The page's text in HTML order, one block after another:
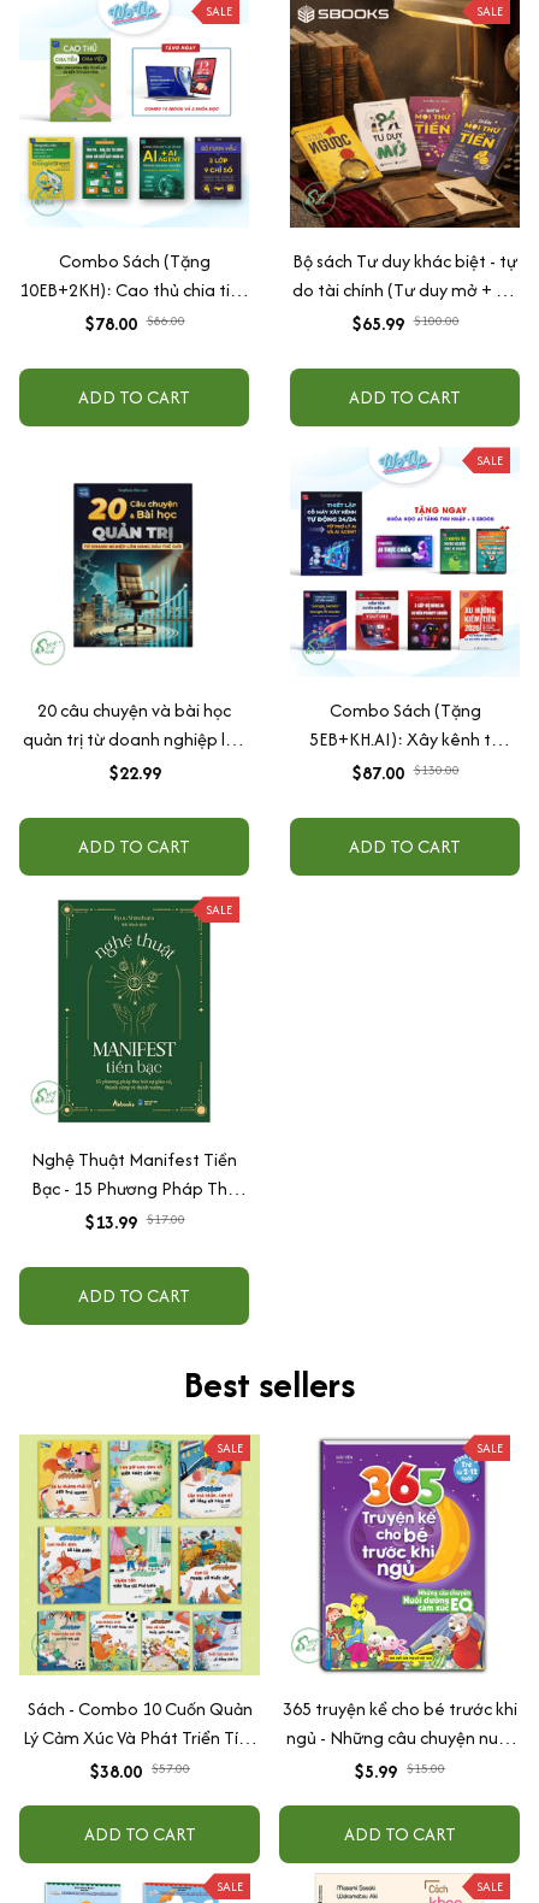
SALE
Combo Sách (Tặng
10EB+2KH): Cao thủ chia tiền
+ Biểu mẫu tính lương + Form
AI Agent 24/7
$78.00 $86.00
ADD TO CART
SALE
Bộ sách Tư duy khác biệt - tự
do tài chính (Tư duy mở + Tư
duy ngược + Biến mọi thứ
$65.99 $100.00
ADD TO CART
20 câu chuyện và bài học
quản trị từ doanh nghiệp lớn
hàng đầu thế giới
$22.99
ADD TO CART
SALE
Combo Sách (Tặng
5EB+KH.AI): Xây kênh tự
động AI Agent + AI siêu
tiền Youtube + Xu hướng
$87.00 $130.00
ADD TO CART
SALE
Nghệ Thuật Manifest Tiền
Bạc - 15 Phương Pháp Thu
Hút Sự Giàu Có, Thành Công
$13.99 $17.00
ADD TO CART
Best sellers
SALE
Sách - Combo 10 Cuốn Quản
Lý Cảm Xúc Và Phát Triển Tính
Cách Cho Bé Từ 2 - 6 Tuổi
$38.00 $57.00
ADD TO CART
SALE
365 truyện kể cho bé trước khi
ngủ - Những câu chuyện nuôi
dưỡng cảm xúc EQ (2-12 tuổi)
$5.99 $15.00
ADD TO CART
SALE SALE